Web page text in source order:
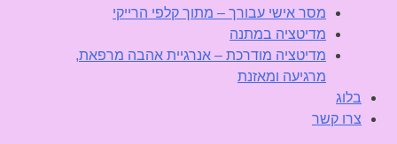
מסר אישי עבורך – מתוך קלפי הרייקי
מדיטציה במתנה
מדיטציה מודרכת – אנרגיית אהבה מרפאת,
מרגיעה ומאזנת
בלוג
צרו קשר